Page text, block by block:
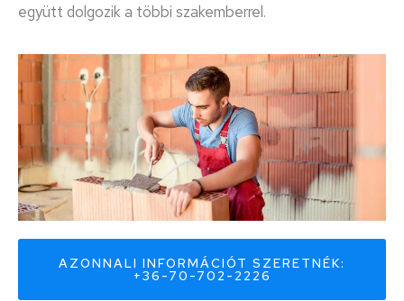
együtt dolgozik a többi szakemberrel.
AZONNALI INFORMÁCIÓT SZERETNÉK:
+36-70-702-2226